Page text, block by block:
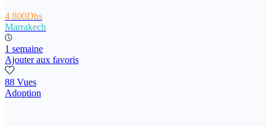
4 800Dhs
Marrakech
1 semaine
Ajouter aux favoris
88 Vues
Adoption